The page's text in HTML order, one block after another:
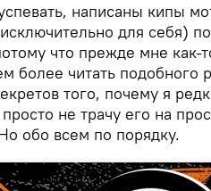
написаны кипы
для себя)
что прежде мне как-
более читать подобного
того, почему я
не трачу его на
обо всем по порядку.